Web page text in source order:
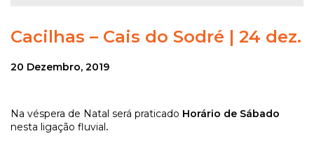
Cacilhas – Cais do Sodré | 24 dez.
20 Dezembro, 2019
Na véspera de Natal será praticado Horário de Sábado
nesta ligação fluvial.